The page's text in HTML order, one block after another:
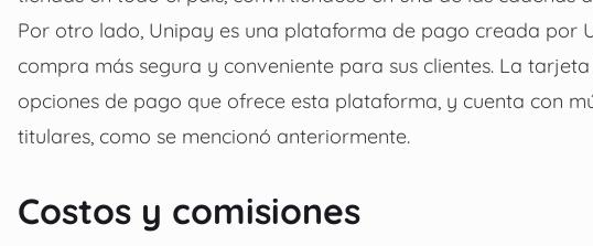
Por otro lado, Unipay es una plataforma de pago creada por
compra más segura y conveniente para sus clientes. La
opciones de pago que ofrece esta plataforma, y cuenta con
titulares, como se mencionó anteriormente.
Costos y comisiones